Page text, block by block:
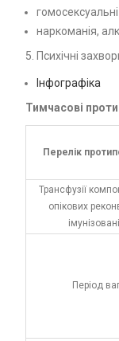
наркоманія,
5. Психічні
Інфографіка
Тимчасові
Перелік
Трансфузії
опікових
Період